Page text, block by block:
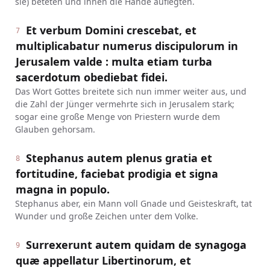
7
Et verbum Domini crescebat, et
multiplicabatur numerus discipulorum in
Jerusalem valde : multa etiam turba
sacerdotum obediebat fidei.
Das Wort Gottes breitete sich nun immer weiter aus, und
die Zahl der Jünger vermehrte sich in Jerusalem stark;
sogar eine große Menge von Priestern wurde dem
Glauben gehorsam.
8
Stephanus autem plenus gratia et
fortitudine, faciebat prodigia et signa
magna in populo.
Stephanus aber, ein Mann voll Gnade und Geisteskraft, tat
Wunder und große Zeichen unter dem Volke.
9
Surrexerunt autem quidam de synagoga
quæ appellatur Libertinorum, et